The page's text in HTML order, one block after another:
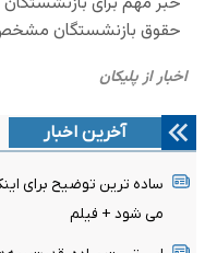
آخرین اخبار
ساده ترین توضیح برای
می شود + فیلم